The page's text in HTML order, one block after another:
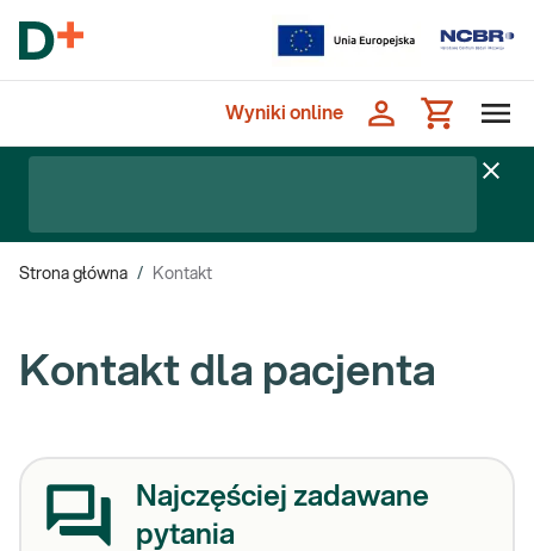
Wyniki online
Strona główna / Kontakt
Kontakt dla pacjenta
Najczęściej zadawane
pytania